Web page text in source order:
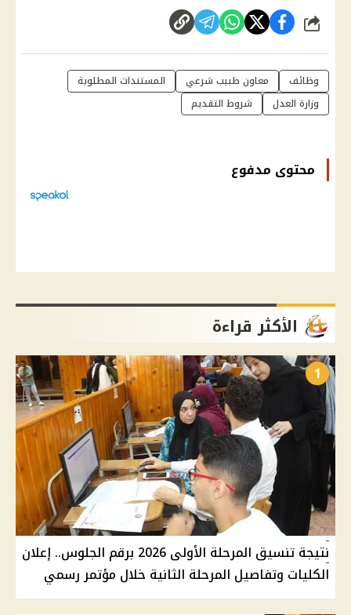
شارك
وظائف معاون طبيب شرعي
المستندات المطلوبة
وزارة العدل
شروط التقديم
محتوى مدفوع
الأكثر قراءة
1
نتيجة تنسيق المرحلة الأولى 2026 برقم الجلوس.. إعلان
الكليات وتفاصيل المرحلة الثانية خلال مؤتمر رسمي